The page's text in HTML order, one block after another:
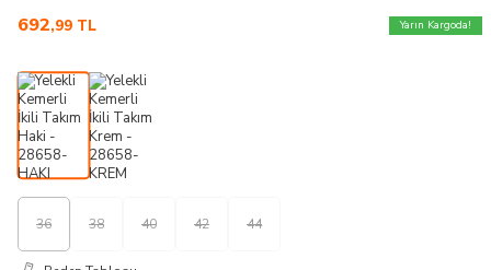
692,99 TL Yarın Kargoda!
36 38 40 42 44